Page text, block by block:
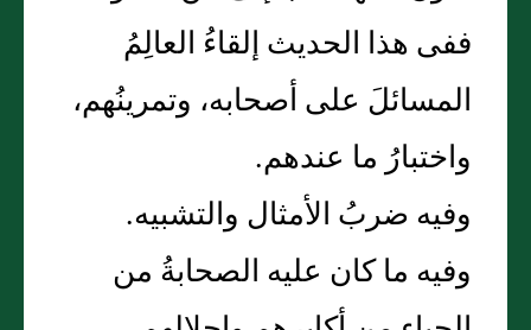
ففى هذا الحديث إلقاءُ العالِمُ
المسائلَ على أصحابه، وتمرينُهم،
واختبارُ ما عندهم.
وفيه ضربُ الأمثال والتشبيه.
وفيه ما كان عليه الصحابةُ من